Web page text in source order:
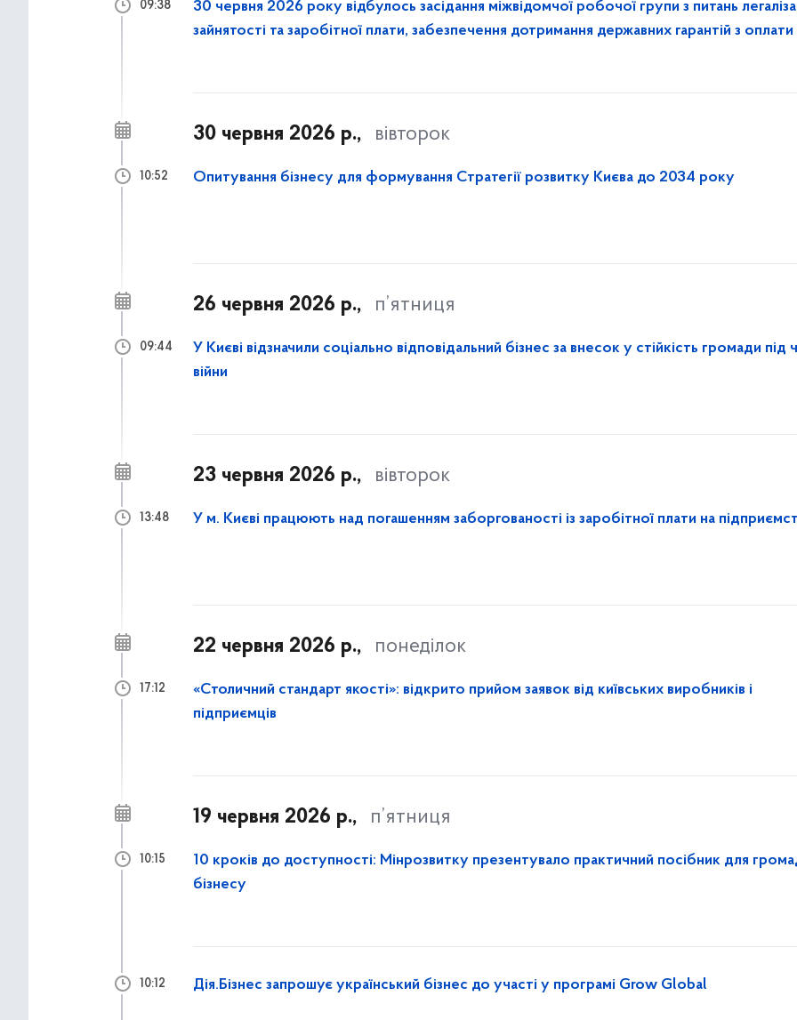
30 червня 2026 року відбулось засідання міжвідомчої робочої групи з питань
зайнятості та заробітної плати, забезпечення дотримання державних гарантій з оплати
09:38
30 червня 2026 р., вівторок
Опитування бізнесу для формування Стратегії розвитку Києва до 2034 року
10:52
26 червня 2026 р., п’ятниця
У Києві відзначили соціально відповідальний бізнес за внесок у стійкість громади під
війни
09:44
23 червня 2026 р., вівторок
У м. Києві працюють над погашенням заборгованості із заробітної плати на
13:48
22 червня 2026 р., понеділок
«Столичний стандарт якості»: відкрито прийом заявок від київських виробників і
підприємців
17:12
19 червня 2026 р., п’ятниця
10 кроків до доступності: Мінрозвитку презентувало практичний посібник для
бізнесу
10:15
Дія.Бізнес запрошує український бізнес до участі у програмі Grow Global
10:12